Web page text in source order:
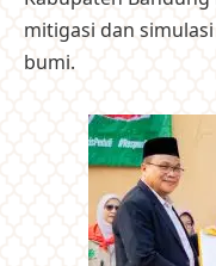
mitigasi dan
bumi.